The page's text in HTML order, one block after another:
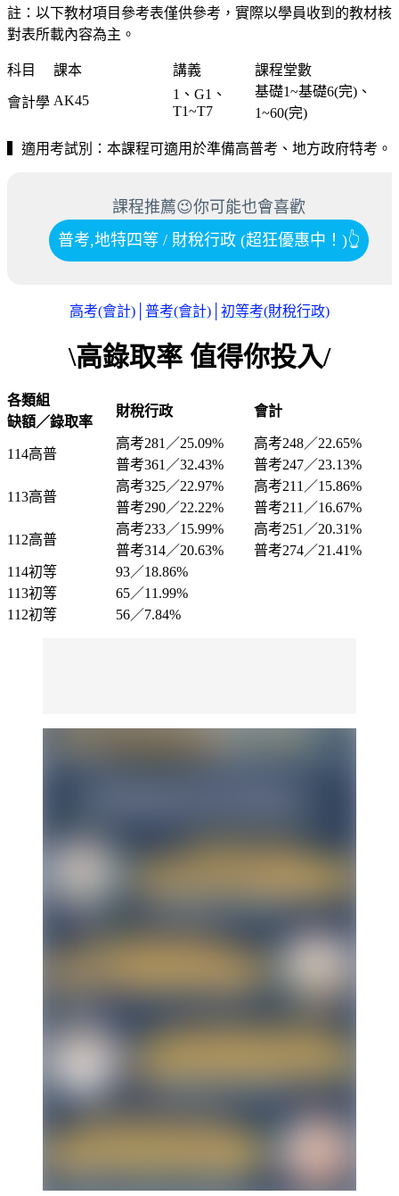
註：以下教材項目參考表僅供參考，實際以學員收到的教材核
對表所載內容為主。
科目 課本 講義 課程堂數
會計學 AK45
1、G1、
T1~T7
基礎1~基礎6(完)、
1~60(完)
▍適用考試別：本課程可適用於準備高普考、地方政府特考。
課程推薦😉你可能也會喜歡
普考,地特四等 / 財稅行政 (超狂優惠中！)👆
高考(會計) 普考(會計) 初等考(財稅行政)
\高錄取率 值得你投入/
各類組
財稅行政 會計
缺額／錄取率
114高普
高考281／25.09%
普考361／32.43%
高考248／22.65%
普考247／23.13%
113高普
高考325／22.97%
普考290／22.22%
高考211／15.86%
普考211／16.67%
112高普
高考233／15.99%
普考314／20.63%
高考251／20.31%
普考274／21.41%
114初等
93／18.86%
113初等
65／11.99%
112初等
56／7.84%